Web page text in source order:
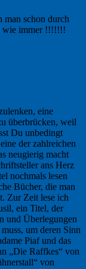
man schon durch
wie immer !!!!!!!
eine
überbrücken, weil
Du unbedingt
der zahlreichen
neugierig macht
ans Herz
nochmals lesen
Bücher, die man
Zur Zeit lese ich
ein Titel, der
und Überlegungen
um deren Sinn
Piaf und das
„Die Raffkes“ von
von